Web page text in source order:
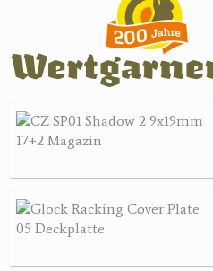
Zubehör
Holster, Futterale
Magazine
Messer
Sonstiges Zubehör